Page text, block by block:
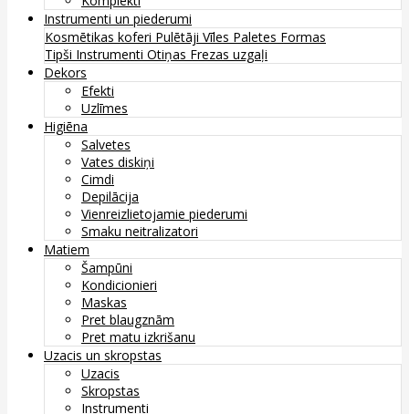
Instrumenti un piederumi
Kosmētikas koferi Pulētāji Vīles Paletes Formas
Tipši Instrumenti Otiņas Frezas uzgaļi
Dekors
Efekti
Uzlīmes
Higiēna
Salvetes
Vates diskiņi
Cimdi
Depilācija
Vienreizlietojamie piederumi
Smaku neitralizatori
Matiem
Šampūni
Kondicionieri
Maskas
Pret blaugznām
Pret matu izkrišanu
Uzacis un skropstas
Uzacis
Skropstas
Instrumenti